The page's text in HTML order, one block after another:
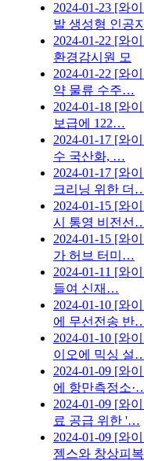
2024-01-23 [와
발 생성형 인공
2024-01-22 [와
환경감시원 모
2024-01-22 [와
약 물류 수주…
2024-01-18 [와
보급에 122…
2024-01-17 [와
수 국산화, …
2024-01-17 [와
크리닝 위한 더
2024-01-15 [와
시 통영 비전선
2024-01-15 [와
가 허브 터미…
2024-01-11 [와
들여 신재…
2024-01-10 [와
에 무선전송 반
2024-01-10 [와
이오에 믹싱 설
2024-01-09 [와
에 항만측정소
2024-01-09 [와
료 공급 위한 '…
2024-01-09 [와
젬스와 창상피